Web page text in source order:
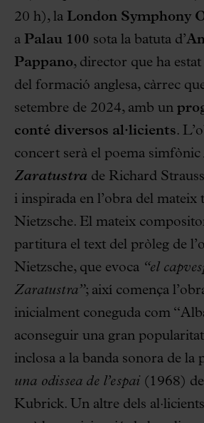
20 h), la London Symphony
a Palau 100 sota la batuta d’
Pappano, director que ha
del formació anglesa, càrrec
setembre de 2024, amb un
conté diversos al·licients.
concert serà el poema simfònic
Zaratustra de Richard
i inspirada en l’obra del
Nietzsche. El mateix
partitura el text del pròleg de
Nietzsche, que evoca “el
Zaratustra”; així comença
inicialment coneguda com
aconseguir una gran
inclosa a la banda sonora de la
una odissea de l’espai (1968)
Kubrick. Un altre dels